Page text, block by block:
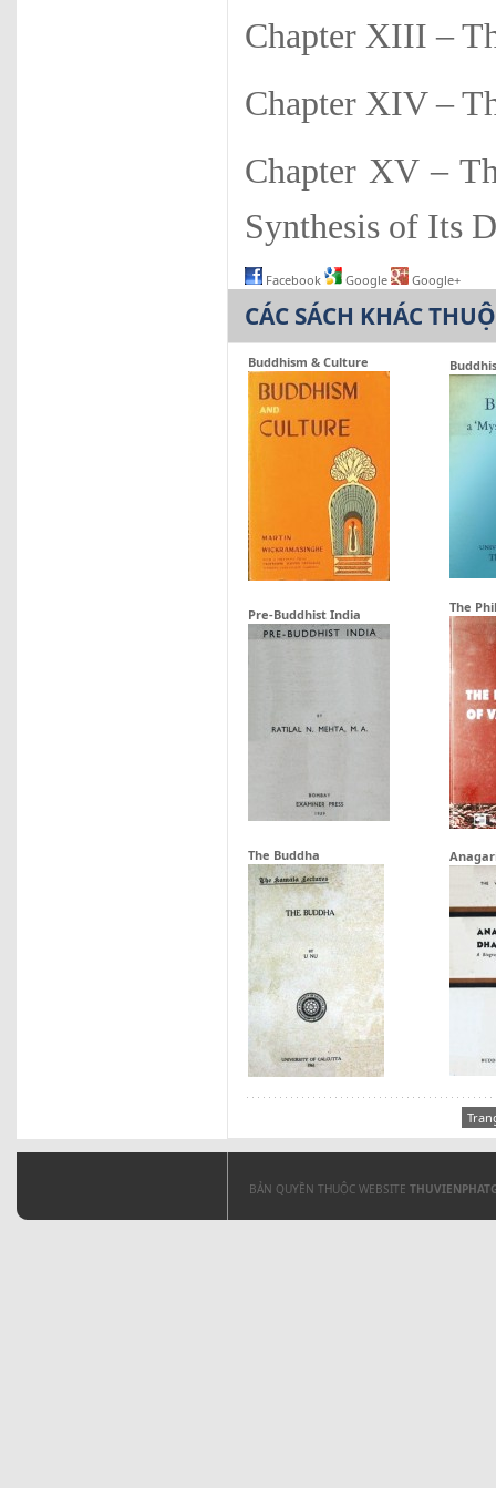
Chapter XIII –
Chapter XIV –
Chapter XV –
Synthesis of Its
Facebook Google Google+
CÁC SÁCH KHÁC
Buddhism & Culture
Pre-Buddhist India The
The Buddha
BẢN QUYỀN THUỘC WEBSITE